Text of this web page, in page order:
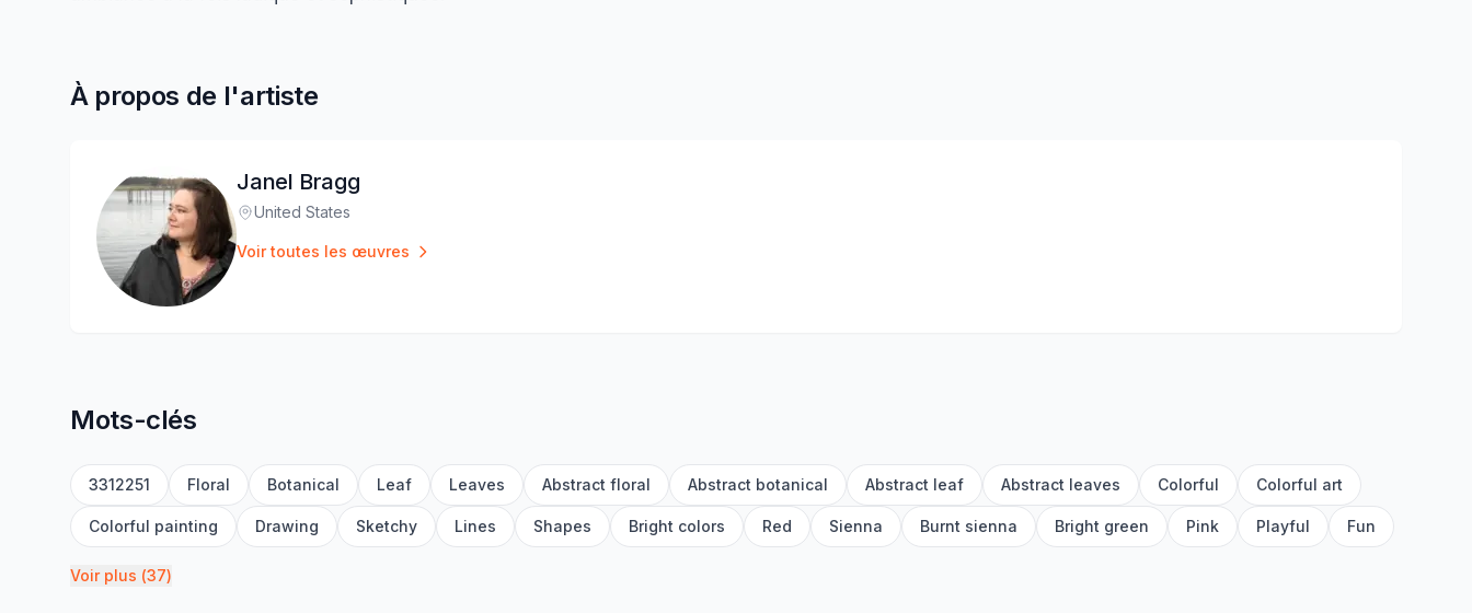
À propos de l'artiste
Janel Bragg
Lieu:
United States
Voir toutes les œuvres
Mots-clés
3312251 Floral Botanical Leaf Leaves Abstract floral Abstract botanical Abstract leaf Abstract leaves Colorful Colorful art
Colorful painting Drawing Sketchy Lines Shapes Bright colors Red Sienna Burnt sienna Bright green Pink Playful Fun
Voir plus (37)